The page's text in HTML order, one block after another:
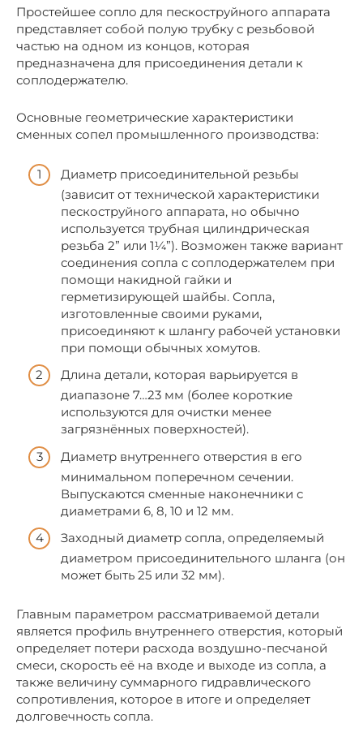
Простейшее сопло для пескоструйного аппарата
представляет собой полую трубку с резьбовой
частью на одном из концов, которая
предназначена для присоединения детали к
соплодержателю.
Основные геометрические характеристики
сменных сопел промышленного производства:
Диаметр присоединительной резьбы
(зависит от технической характеристики
пескоструйного аппарата, но обычно
используется трубная цилиндрическая
резьба 2” или 1¼”). Возможен также вариант
соединения сопла с соплодержателем при
помощи накидной гайки и
герметизирующей шайбы. Сопла,
изготовленные своими руками,
присоединяют к шлангу рабочей установки
при помощи обычных хомутов.
Длина детали, которая варьируется в
диапазоне 7…23 мм (более короткие
используются для очистки менее
загрязнённых поверхностей).
Диаметр внутреннего отверстия в его
минимальном поперечном сечении.
Выпускаются сменные наконечники с
диаметрами 6, 8, 10 и 12 мм.
Заходный диаметр сопла, определяемый
диаметром присоединительного шланга (он
может быть 25 или 32 мм).
Главным параметром рассматриваемой детали
является профиль внутреннего отверстия, который
определяет потери расхода воздушно-песчаной
смеси, скорость её на входе и выходе из сопла, а
также величину суммарного гидравлического
сопротивления, которое в итоге и определяет
долговечность сопла.